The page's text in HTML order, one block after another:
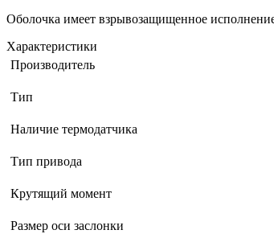
Оболочка имеет взрывозащищенное
Характеристики
Производитель
Тип
Наличие термодатчика
Тип привода
Крутящий момент
Размер оси заслонки